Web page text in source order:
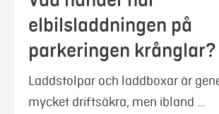
elbilsladdningen på
parkeringen krånglar?
Laddstolpar och laddboxar är
mycket driftsäkra, men ibland …